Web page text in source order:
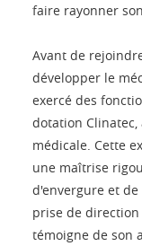
faire rayonner
Avant de
développer le
exercé des
dotation
médicale. Cette
une maîtrise
d'envergure et
prise de
témoigne de son